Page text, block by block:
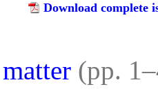
Download complete
(pp.